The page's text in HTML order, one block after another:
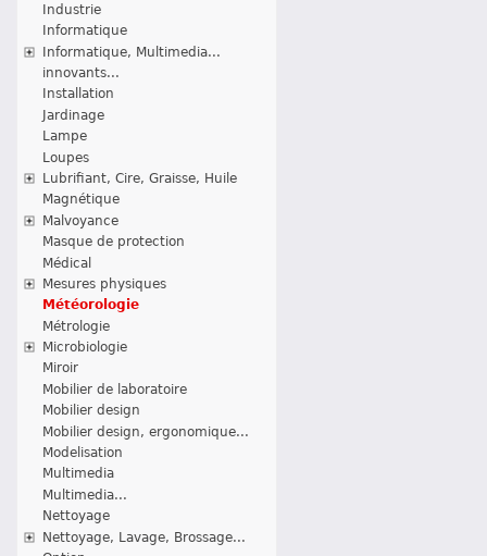
Industrie
Informatique
Informatique, Multimedia...
innovants...
Installation
Jardinage
Lampe
Loupes
Lubrifiant, Cire, Graisse, Huile
Magnétique
Malvoyance
Masque de protection
Médical
Mesures physiques
Météorologie
Métrologie
Microbiologie
Miroir
Mobilier de laboratoire
Mobilier design
Mobilier design, ergonomique...
Modelisation
Multimedia
Multimedia...
Nettoyage
Nettoyage, Lavage, Brossage...